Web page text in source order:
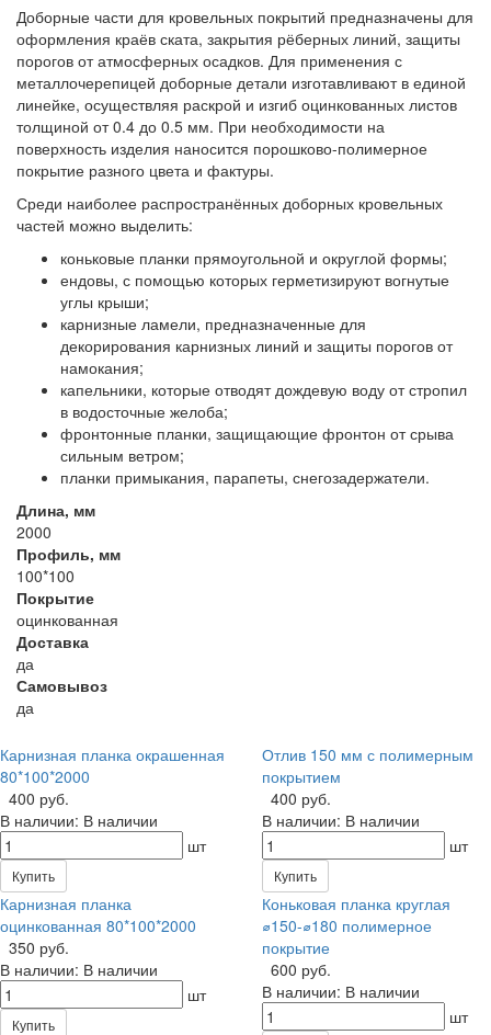
Доборные части для кровельных покрытий предназначены для
оформления краёв ската, закрытия рёберных линий, защиты
порогов от атмосферных осадков. Для применения с
металлочерепицей доборные детали изготавливают в единой
линейке, осуществляя раскрой и изгиб оцинкованных листов
толщиной от 0.4 до 0.5 мм. При необходимости на
поверхность изделия наносится порошково-полимерное
покрытие разного цвета и фактуры.
Среди наиболее распространённых доборных кровельных
частей можно выделить:
коньковые планки прямоугольной и округлой формы;
ендовы, с помощью которых герметизируют вогнутые
углы крыши;
карнизные ламели, предназначенные для
декорирования карнизных линий и защиты порогов от
намокания;
капельники, которые отводят дождевую воду от стропил
в водосточные желоба;
фронтонные планки, защищающие фронтон от срыва
сильным ветром;
планки примыкания, парапеты, снегозадержатели.
Длина, мм
2000
Профиль, мм
100*100
Покрытие
оцинкованная
Доставка
да
Самовывоз
да
Карнизная планка окрашенная
80*100*2000
400 руб.
В наличии: В наличии
шт
Купить
Отлив 150 мм с полимерным
покрытием
400 руб.
В наличии: В наличии
шт
Купить
Карнизная планка
оцинкованная 80*100*2000
350 руб.
В наличии: В наличии
шт
Купить
Коньковая планка круглая
⌀150-⌀180 полимерное
покрытие
600 руб.
В наличии: В наличии
шт